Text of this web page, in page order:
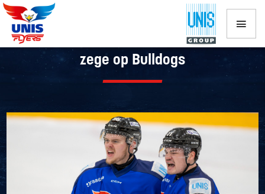
UNIS Flyers door na halve finale na
zege op Bulldogs